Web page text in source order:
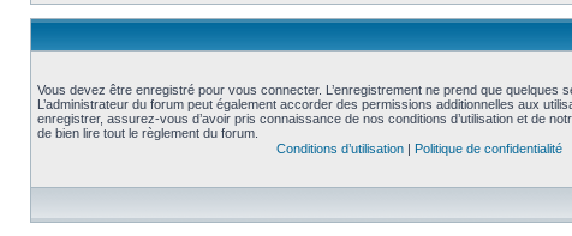
Vous devez être enregistré pour vous connecter. L’enregistrement ne prend que quelques
L’administrateur du forum peut également accorder des permissions additionnelles aux
enregistrer, assurez-vous d’avoir pris connaissance de nos conditions d’utilisation et de
de bien lire tout le règlement du forum.
Conditions d’utilisation| Politique de confidentialité